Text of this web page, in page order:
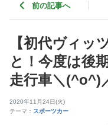
前の記事へ
【初代ヴィッ
と！今度は後
走行車＼(^o^)
2020年11月24日(火)
テーマ： スポーツカー